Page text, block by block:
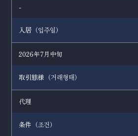
-
入居（입주일 ）
2026年7月中旬
取引態様（거래형태 ）
代理
条件（조건 ）